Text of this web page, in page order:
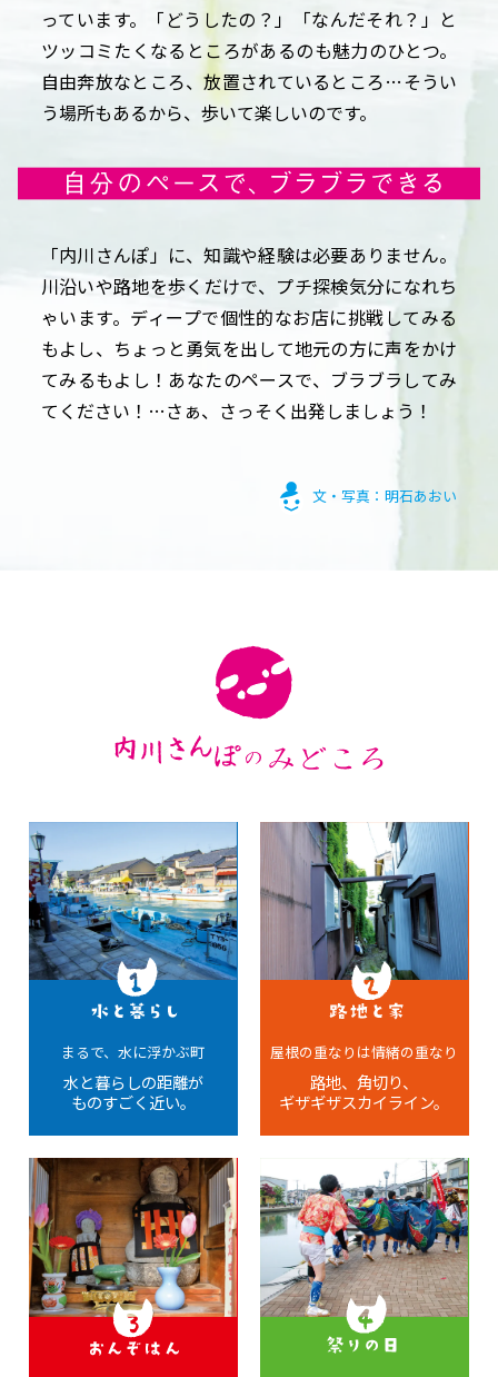
っています。「どうしたの？」「なんだそれ？」と
ツッコミたくなるところがあるのも魅力のひとつ。
自由奔放なところ、放置されているところ…そうい
う場所もあるから、歩いて楽しいのです。
「内川さんぽ」に、知識や経験は必要ありません。
川沿いや路地を歩くだけで、プチ探検気分になれち
ゃいます。ディープで個性的なお店に挑戦してみる
もよし、ちょっと勇気を出して地元の方に声をかけ
てみるもよし！あなたのペースで、ブラブラしてみ
てください！…さぁ、さっそく出発しましょう！
文・写真：明石あおい
まるで、水に浮かぶ町
水と暮らしの距離が
ものすごく近い。
屋根の重なりは情緒の重なり
路地、角切り、
ギザギザスカイライン。